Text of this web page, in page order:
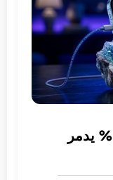
هل شحن الآي-فون إلى 100% يدمر